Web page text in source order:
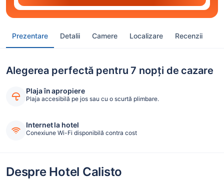
Prezentare Detalii Camere Localizare Recenzii
Alegerea perfectă pentru 7 nopți de cazare
Plaja în apropiere
Plaja accesibilă pe jos sau cu o scurtă plimbare.
Internet la hotel
Conexiune Wi-Fi disponibilă contra cost
Despre Hotel Calisto